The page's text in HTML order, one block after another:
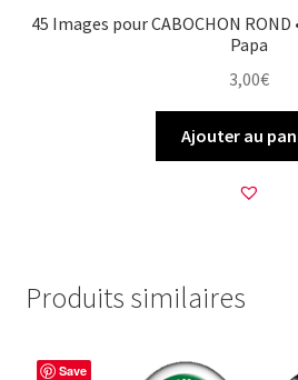
45 Images pour CABOCHON ROND
Papa
3,00€
Ajouter au
Produits similaires
Save